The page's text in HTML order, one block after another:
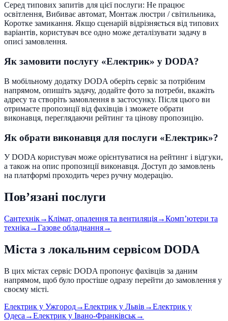
Серед типових запитів для цієї послуги: Не працює
освітлення, Вибиває автомат, Монтаж люстри / світильника,
Коротке замикання. Якщо сценарій відрізняється від типових
варіантів, користувач все одно може деталізувати задачу в
описі замовлення.
Як замовити послугу «Електрик» у DODA?
В мобільному додатку DODA оберіть сервіс за потрібним
напрямом, опишіть задачу, додайте фото за потреби, вкажіть
адресу та створіть замовлення в застосунку. Після цього ви
отримаєте пропозиції від фахівців і зможете обрати
виконавця, переглядаючи рейтинг та цінову пропозицію.
Як обрати виконавця для послуги «Електрик»?
У DODA користувач може орієнтуватися на рейтинг і відгуки,
а також на опис пропозиції виконавця. Доступ до замовлень
на платформі проходить через ручну модерацію.
Пов’язані послуги
Сантехнік→Клімат, опалення та вентиляція→Компʼютери та
техніка →Газове обладнання→
Міста з локальним сервісом DODA
В цих містах сервіс DODA пропонує фахівців за даним
напрямом, щоб було простіше одразу перейти до замовлення у
своєму місті.
Електрик у Ужгород→Електрик у Львів →Електрик у
Одеса →Електрик у Івано-Франківськ→